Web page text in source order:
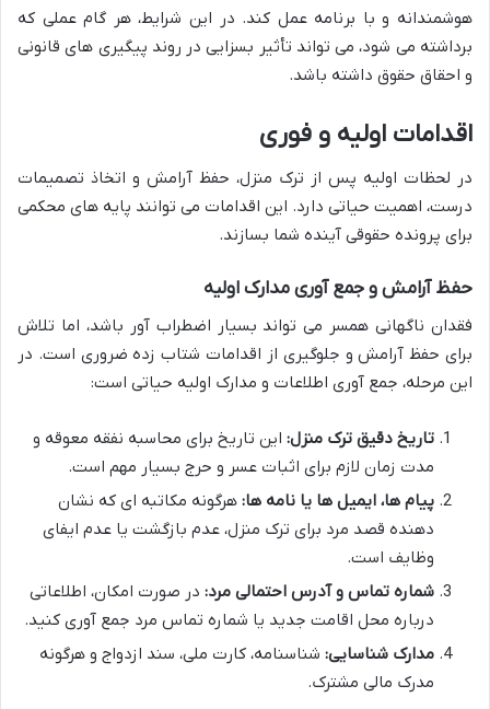
هوشمندانه و با برنامه عمل کند. در این شرایط، هر گام عملی که
برداشته می شود، می تواند تأثیر بسزایی در روند پیگیری های قانونی
و احقاق حقوق داشته باشد.
اقدامات اولیه و فوری
در لحظات اولیه پس از ترک منزل، حفظ آرامش و اتخاذ تصمیمات
درست، اهمیت حیاتی دارد. این اقدامات می توانند پایه های محکمی
برای پرونده حقوقی آینده شما بسازند.
حفظ آرامش و جمع آوری مدارک اولیه
فقدان ناگهانی همسر می تواند بسیار اضطراب آور باشد، اما تلاش
برای حفظ آرامش و جلوگیری از اقدامات شتاب زده ضروری است. در
این مرحله، جمع آوری اطلاعات و مدارک اولیه حیاتی است:
تاریخ دقیق ترک منزل: این تاریخ برای محاسبه نفقه معوقه و
مدت زمان لازم برای اثبات عسر و حرج بسیار مهم است.
پیام ها، ایمیل ها یا نامه ها: هرگونه مکاتبه ای که نشان
دهنده قصد مرد برای ترک منزل، عدم بازگشت یا عدم ایفای
وظایف است.
شماره تماس و آدرس احتمالی مرد: در صورت امکان، اطلاعاتی
درباره محل اقامت جدید یا شماره تماس مرد جمع آوری کنید.
مدارک شناسایی: شناسنامه، کارت ملی، سند ازدواج و هرگونه
مدرک مالی مشترک.